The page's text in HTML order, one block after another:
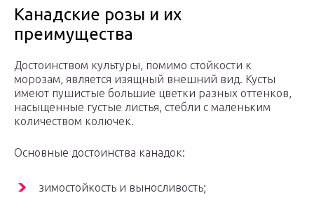
Канадские розы и их
преимущества
Достоинством культуры, помимо стойкости к
морозам, является изящный внешний вид. Кусты
имеют пушистые большие цветки разных оттенков,
насыщенные густые листья, стебли с маленьким
количеством колючек.
Основные достоинства канадок:
зимостойкость и выносливость;